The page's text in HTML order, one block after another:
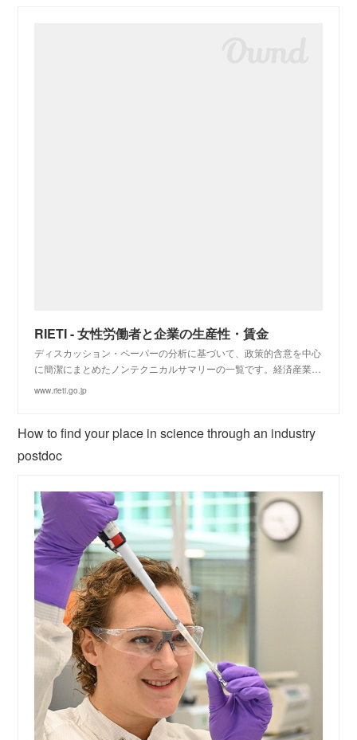
RIETI - 女性労働者と企業の生産性・賃金
ディスカッション・ペーパーの分析に基づいて、政策的含意を中心
に簡潔にまとめたノンテクニカルサマリーの一覧です。経済産業…
www.rieti.go.jp
How to find your place in science through an industry
postdoc